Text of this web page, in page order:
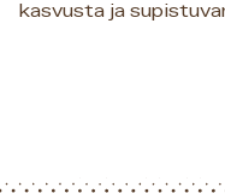
kasvusta ja